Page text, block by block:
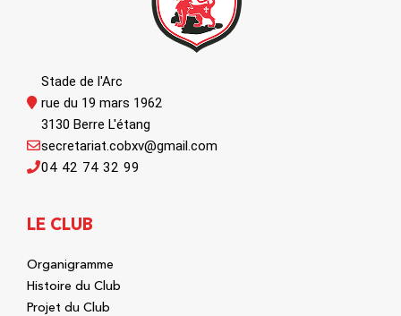
Stade de l'Arc
rue du 19 mars 1962
3130 Berre L'étang
04 42 74 32 99
secretariat.cobxv@gmail.com
LE CLUB
Organigramme
Histoire du Club
Projet du Club